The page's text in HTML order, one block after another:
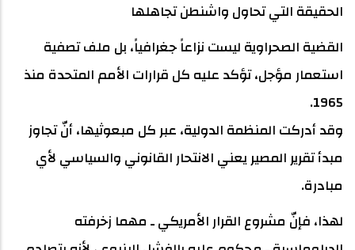
الحقيقة التي تحاول واشنطن تجاهلها
القضية الصحراوية ليست نزاعاً جغرافياً، بل ملف تصفية
استعمار مؤجل، تؤكد عليه كل قرارات الأمم المتحدة منذ
1965.
وقد أدركت المنظمة الدولية، عبر كل مبعوثيها، أنّ تجاوز
مبدأ تقرير المصير يعني الانتحار القانوني والسياسي لأي
مبادرة.
لهذا، فإنّ مشروع القرار الأمريكي ـ مهما زخرفته